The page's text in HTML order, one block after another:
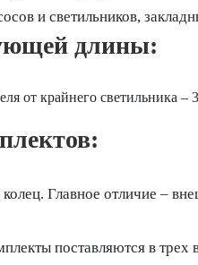
и светильников,
длины:
от крайнего светильника –
Главное отличие –
поставляются в трех